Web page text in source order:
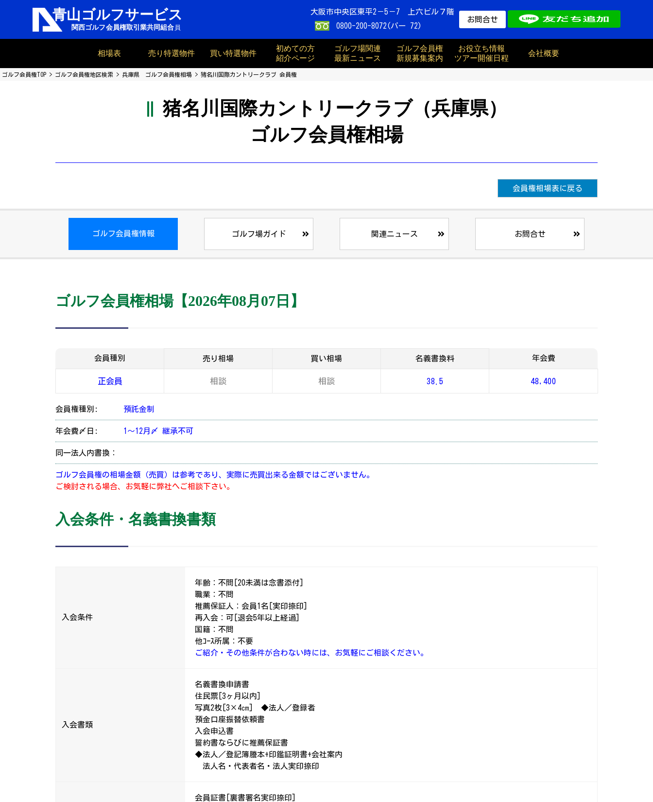
大阪市中央区東平2－5－7 上六ビル７階
0800-200-8072(パー 72)
お問合せ
相場表 売り特選物件 買い特選物件
初めての方
紹介ページ
ゴルフ場関連
最新ニュース
ゴルフ会員権
新規募集案内
お役立ち情報
ツアー開催日程
会社概要
ゴルフ会員権TOP ゴルフ会員権地区検索 兵庫県 ゴルフ会員権相場 猪名川国際カントリークラブ 会員権
猪名川国際カントリークラブ（兵庫県）
ゴルフ会員権相場
会員権相場表に戻る
ゴルフ会員権情報 ゴルフ場ガイド 関連ニュース お問合せ
ゴルフ会員権相場【2026年08月07日】
会員種別 売り相場 買い相場 名義書換料 年会費
正会員 相談 相談 38.5 48,400
会員権種別: 預託金制
年会費〆日: 1～12月〆 継承不可
同一法人内書換：
ゴルフ会員権の相場金額（売買）は参考であり、実際に売買出来る金額ではございません。
ご検討される場合、お気軽に弊社へご相談下さい。
入会条件・名義書換書類
入会条件
年齢：不問[20未満は念書添付]
職業：不問
推薦保証人：会員1名[実印捺印]
再入会：可[退会5年以上経過]
国籍：不問
他ｺｰｽ所属：不要
ご紹介・その他条件が合わない時には、お気軽にご相談ください。
入会書類
名義書換申請書
住民票[3ヶ月以内]
写真2枚[3×4㎝] ◆法人／登録者
預金口座振替依頼書
入会申込書
誓約書ならびに推薦保証書
◆法人／登記簿謄本+印鑑証明書+会社案内
法人名・代表者名・法人実印捺印
会員証書[裏書署名実印捺印]